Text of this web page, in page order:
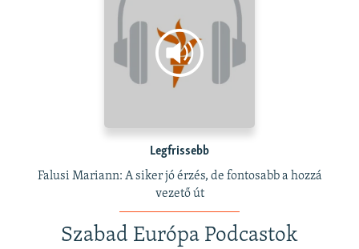
Legfrissebb
Falusi Mariann: A siker jó érzés, de fontosabb a hozzá
vezető út
Szabad Európa Podcastok